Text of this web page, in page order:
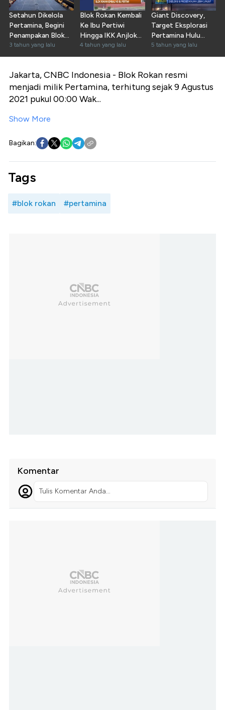
Setahun Dikelola
Pertamina, Begini
Penampakan Blok
Rokan
3 tahun yang lalu
Blok Rokan Kembali
Ke Ibu Pertiwi
Hingga IKK Anjlok
Saat PPKM
4 tahun yang lalu
Giant Discovery,
Target Eksplorasi
Pertamina Hulu
Energi
5 tahun yang lalu
Jakarta, CNBC Indonesia - Blok Rokan resmi
menjadi milik Pertamina, terhitung sejak 9 Agustus
2021 pukul 00:00 Wak...
Show More
Bagikan:
Tags
#blok rokan #pertamina
Komentar
Tulis Komentar Anda...